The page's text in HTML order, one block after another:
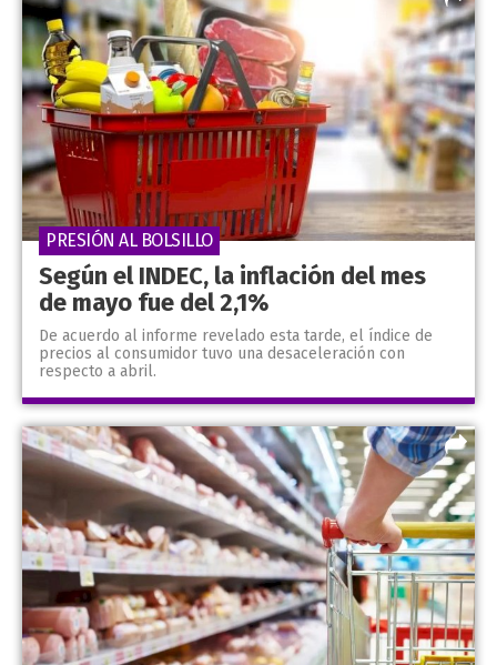
Según el INDEC, la inflación del mes
de mayo fue del 2,1%
De acuerdo al informe revelado esta tarde, el índice de
precios al consumidor tuvo una desaceleración con
respecto a abril.
PRESIÓN AL BOLSILLO